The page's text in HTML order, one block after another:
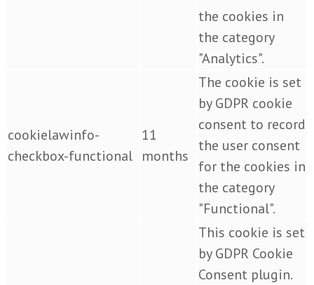
the cookies in
the category
"Analytics".
cookielawinfo-
checkbox-functional
11
months
The cookie is set
by GDPR cookie
consent to record
the user consent
for the cookies in
the category
"Functional".
This cookie is set
by GDPR Cookie
Consent plugin.